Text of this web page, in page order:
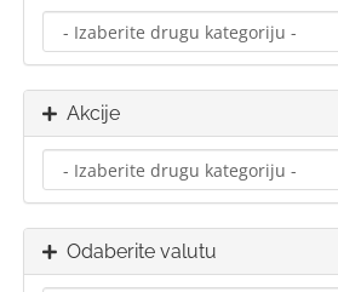
Akcije
Odaberite valutu